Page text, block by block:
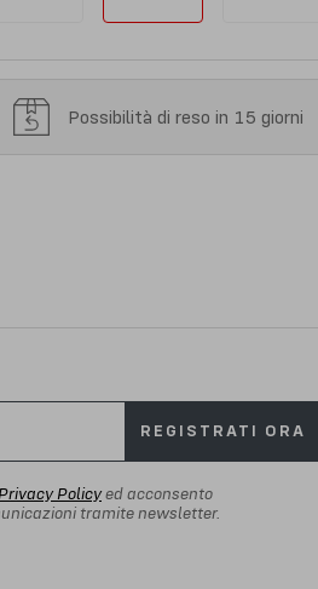
Possibilità di reso in 15 giorni
REGISTRATI ORA
Policyed acconsento
tramite newsletter.